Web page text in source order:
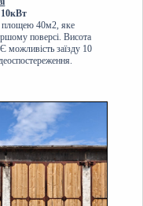
10кВт
площею 40м2, яке
поверсі. Висота
можливість заїзду 10